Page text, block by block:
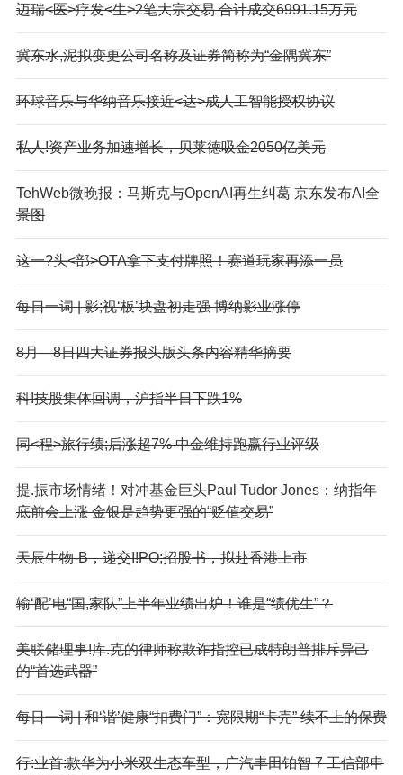
迈瑞<医>疗发<生>2笔大宗交易 合计成交6991.15万元
冀东水,泥拟变更公司名称及证券简称为“金隅冀东”
环球音乐与华纳音乐接近<达>成人工智能授权协议
私人!资产业务加速增长，贝莱德吸金2050亿美元
TehWeb微晚报：马斯克与OpenAI再生纠葛 京东发布AI全
景图
这一?头<部>OTA拿下支付牌照！赛道玩家再添一员
每日一词 | 影;视‘板’块盘初走强 博纳影业涨停
8月—8日四大证券报头版头条内容精华摘要
科!技股集体回调，沪指半日下跌1%
同<程>旅行绩;后涨超7% 中金维持跑赢行业评级
提.振市场情绪！对冲基金巨头Paul Tudor Jones：纳指年
底前会上涨 金银是趋势更强的“贬值交易”
天辰生物-B，递交I!PO;招股书，拟赴香港上市
输‘配’电“国,家队”上半年业绩出炉！谁是“绩优生”？
美联储理事!库.克的律师称欺诈指控已成特朗普排斥异己
的“首选武器”
每日一词 | 和‘谐’健康“扣费门”：宽限期“卡壳” 续不上的保费
行:业首:款华为小米双生态车型，广汽丰田铂智 7 工信部申